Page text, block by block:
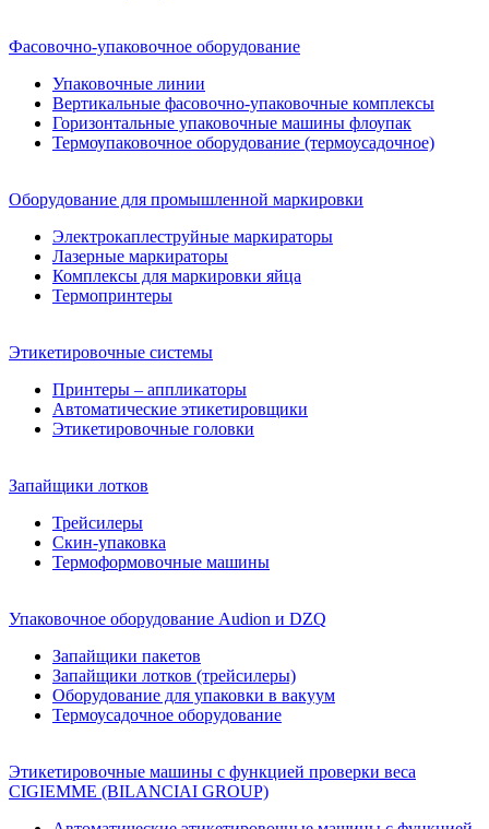
Фасовочно-упаковочное оборудование
Упаковочные линии
Вертикальные фасовочно-упаковочные комплексы
Горизонтальные упаковочные машины флоупак
Термоупаковочное оборудование (термоусадочное)
Оборудование для промышленной маркировки
Электрокаплеструйные маркираторы
Лазерные маркираторы
Комплексы для маркировки яйца
Термопринтеры
Этикетировочные системы
Принтеры – аппликаторы
Автоматические этикетировщики
Этикетировочные головки
Запайщики лотков
Трейсилеры
Скин-упаковка
Термоформовочные машины
Упаковочное оборудование Audion и DZQ
Запайщики пакетов
Запайщики лотков (трейсилеры)
Оборудование для упаковки в вакуум
Термоусадочное оборудование
Этикетировочные машины с функцией проверки веса
CIGIEMME (BILANCIAI GROUP)